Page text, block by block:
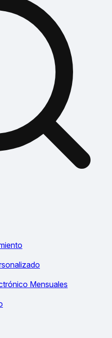
Mensuales